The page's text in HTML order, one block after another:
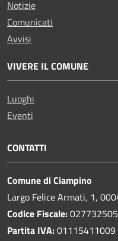
Notizie
Comunicati
Avvisi
VIVERE IL COMUNE
Luoghi
Eventi
CONTATTI
Comune di Ciampino
Largo Felice Armati, 1,
Codice Fiscale:
Partita IVA:01115411009